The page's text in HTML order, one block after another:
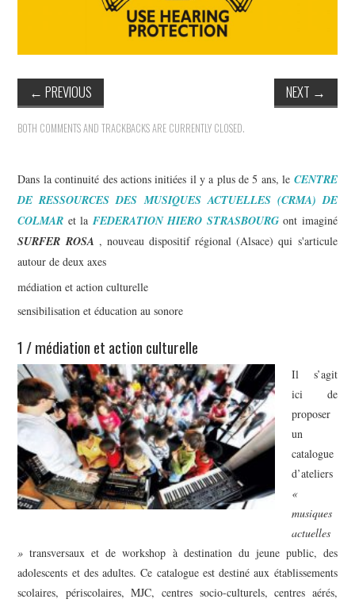
← PREVIOUS NEXT →
BOTH COMMENTS AND TRACKBACKS ARE CURRENTLY CLOSED.
Dans la continuité des actions initiées il y a plus de 5 ans, le CENTRE
DE RESSOURCES DES MUSIQUES ACTUELLES (CRMA)DE
COLMAR et la FEDERATION HIERO STRASBOURG ont imaginé
SURFER ROSA , nouveau dispositif régional (Alsace) qui s'articule
autour de deux axes
médiation et action culturelle
sensibilisation et éducation au sonore
1 / médiation et action culturelle
Il s’agit
ici de
proposer
un
catalogue
d’ateliers
«
musiques
actuelles
» transversaux et de workshop à destination du jeune public, des
adolescents et des adultes. Ce catalogue est destiné aux établissements
scolaires, périscolaires, MJC, centres socio-culturels, centres aérés,